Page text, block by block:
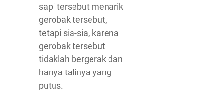
sapi tersebut menarik
gerobak tersebut,
tetapi sia-sia, karena
gerobak tersebut
tidaklah bergerak dan
hanya talinya yang
putus.